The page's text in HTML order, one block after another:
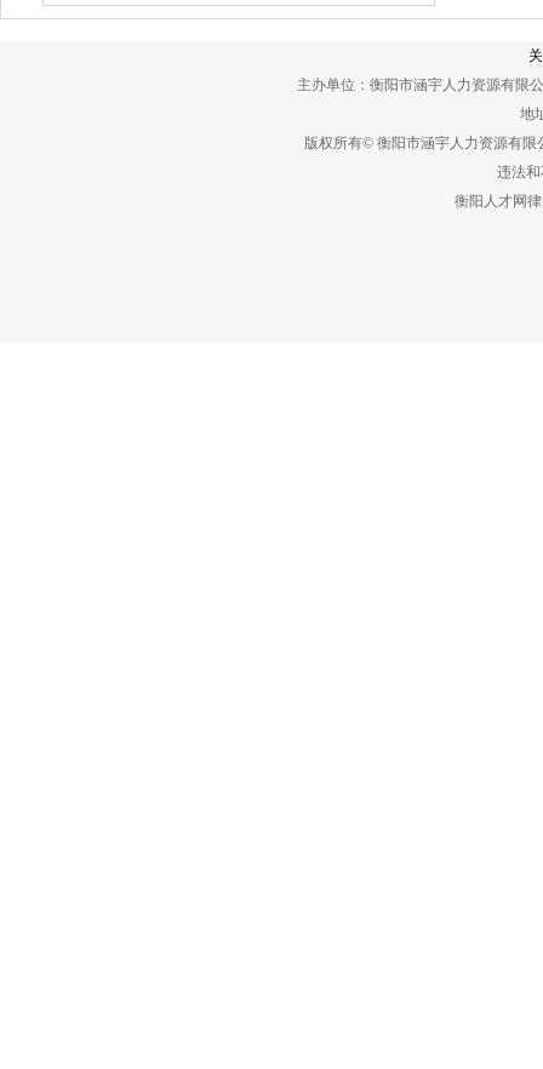
主办单位：衡阳市涵宇人力资源有限
地
版权所有© 衡阳市涵宇人力资源有
违法和
衡阳人才网